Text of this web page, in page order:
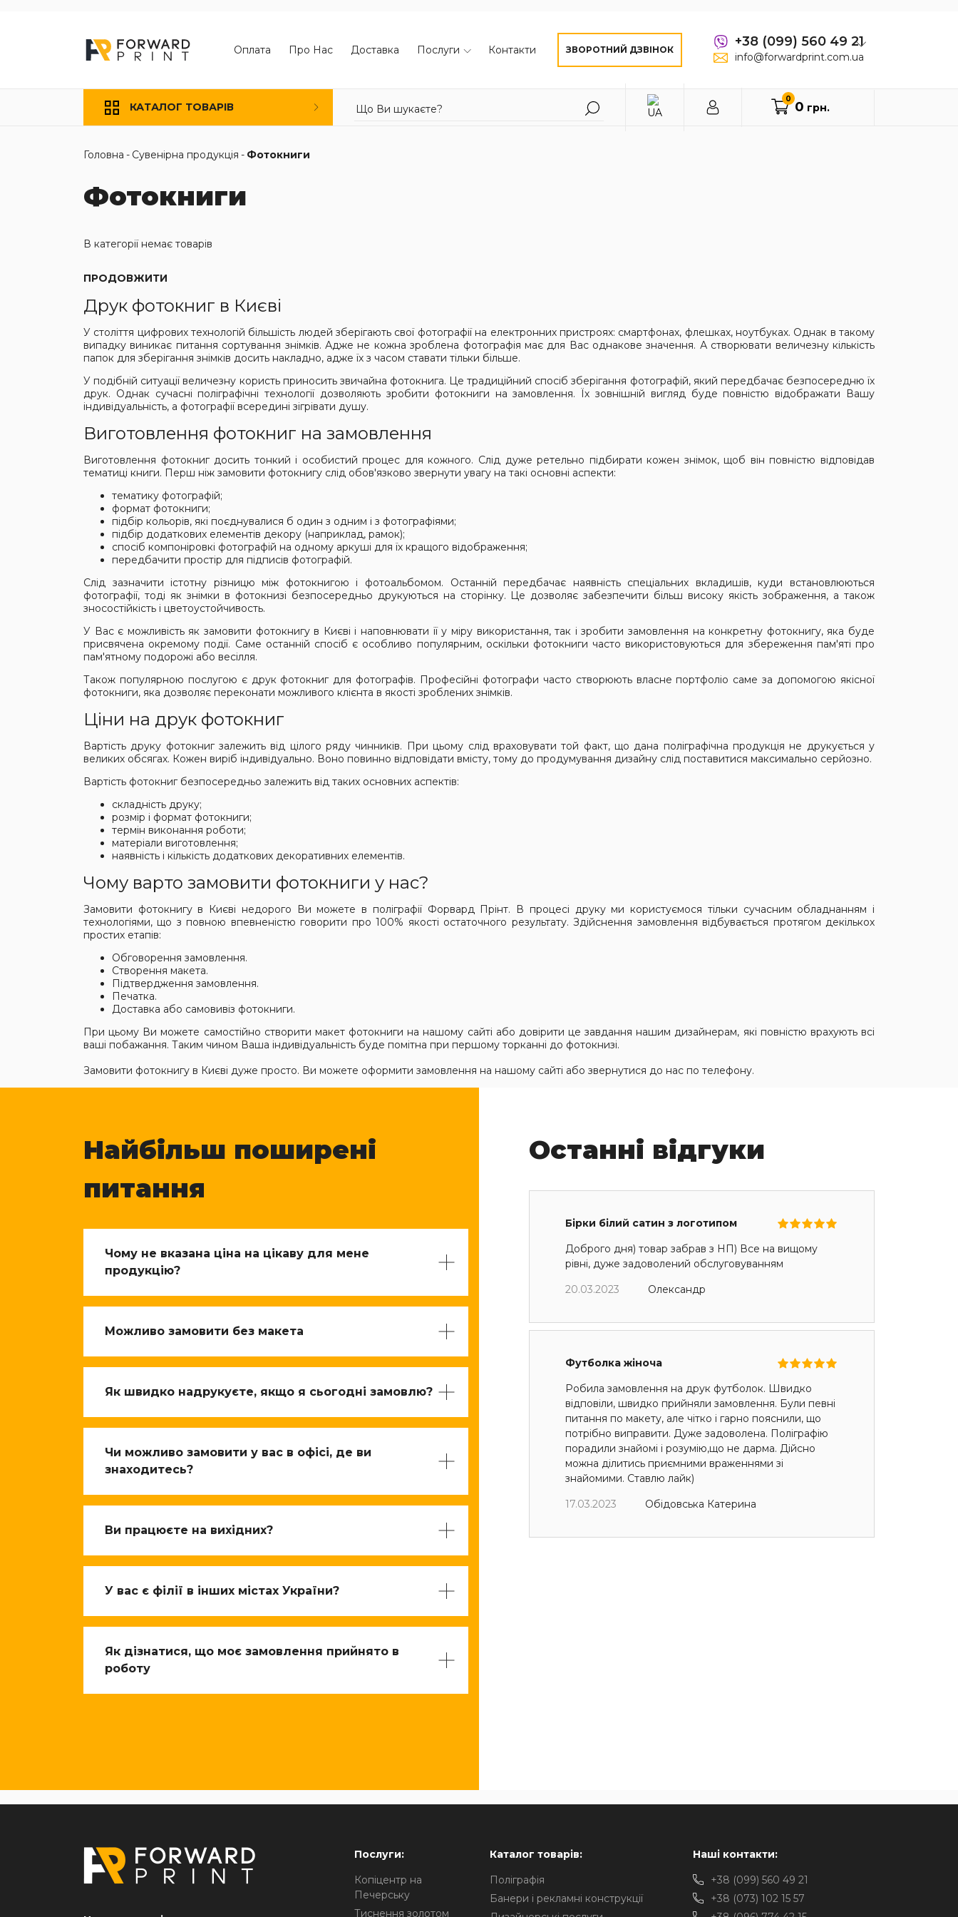
Оплата Про Нас Доставка Послуги Контакти ЗВОРОТНИЙ ДЗВІНОК
+38 (099) 560 49 21
info@forwardprint.com.ua
КАТАЛОГ ТОВАРІВ
0
0 грн.
Головна - Сувенірна продукція - Фотокниги
Фотокниги
В категорії немає товарів
ПРОДОВЖИТИ
Друк фотокниг в Києві
У століття цифрових технологій більшість людей зберігають свої фотографії на електронних пристроях: смартфонах, флешках, ноутбуках. Однак в такому
випадку виникає питання сортування знімків. Адже не кожна зроблена фотографія має для Вас однакове значення. А створювати величезну кількість
папок для зберігання знімків досить накладно, адже їх з часом ставати тільки більше.
У подібній ситуації величезну користь приносить звичайна фотокнига. Це традиційний спосіб зберігання фотографій, який передбачає безпосередню їх
друк. Однак сучасні поліграфічні технології дозволяють зробити фотокниги на замовлення. Їх зовнішній вигляд буде повністю відображати Вашу
індивідуальність, а фотографії всередині зігрівати душу.
Виготовлення фотокниг на замовлення
Виготовлення фотокниг досить тонкий і особистий процес для кожного. Слід дуже ретельно підбирати кожен знімок, щоб він повністю відповідав
тематиці книги. Перш ніж замовити фотокнигу слід обов'язково звернути увагу на такі основні аспекти:
тематику фотографій;
формат фотокниги;
підбір кольорів, які поєднувалися б один з одним і з фотографіями;
підбір додаткових елементів декору (наприклад, рамок);
спосіб компоніровкі фотографій на одному аркуші для їх кращого відображення;
передбачити простір для підписів фотографій.
Слід зазначити істотну різницю між фотокнигою і фотоальбомом. Останній передбачає наявність спеціальних вкладишів, куди встановлюються
фотографії, тоді як знімки в фотокнизі безпосередньо друкуються на сторінку. Це дозволяє забезпечити більш високу якість зображення, а також
зносостійкість і цветоустойчивость.
У Вас є можливість як замовити фотокнигу в Києві і наповнювати її у міру використання, так і зробити замовлення на конкретну фотокнигу, яка буде
присвячена окремому події. Саме останній спосіб є особливо популярним, оскільки фотокниги часто використовуються для збереження пам'яті про
пам'ятному подорожі або весілля.
Також популярною послугою є друк фотокниг для фотографів. Професійні фотографи часто створюють власне портфоліо саме за допомогою якісної
фотокниги, яка дозволяє переконати можливого клієнта в якості зроблених знімків.
Ціни на друк фотокниг
Вартість друку фотокниг залежить від цілого ряду чинників. При цьому слід враховувати той факт, що дана поліграфічна продукція не друкується у
великих обсягах. Кожен виріб індивідуально. Воно повинно відповідати вмісту, тому до продумування дизайну слід поставитися максимально серйозно.
Вартість фотокниг безпосередньо залежить від таких основних аспектів:
складність друку;
розмір і формат фотокниги;
термін виконання роботи;
матеріали виготовлення;
наявність і кількість додаткових декоративних елементів.
Чому варто замовити фотокниги у нас?
Замовити фотокнигу в Києві недорого Ви можете в поліграфії Форвард Прінт. В процесі друку ми користуємося тільки сучасним обладнанням і
технологіями, що з повною впевненістю говорити про 100% якості остаточного результату. Здійснення замовлення відбувається протягом декількох
простих етапів:
Обговорення замовлення.
Створення макета.
Підтвердження замовлення.
Печатка.
Доставка або самовивіз фотокниги.
При цьому Ви можете самостійно створити макет фотокниги на нашому сайті або довірити це завдання нашим дизайнерам, які повністю врахують всі
ваші побажання. Таким чином Ваша індивідуальність буде помітна при першому торканні до фотокнизі.
Замовити фотокнигу в Києві дуже просто. Ви можете оформити замовлення на нашому сайті або звернутися до нас по телефону.
Найбільш поширені
питання
Чому не вказана ціна на цікаву для мене
продукцію?
Можливо замовити без макета
Як швидко надрукуєте, якщо я сьогодні замовлю?
Чи можливо замовити у вас в офісі, де ви
знаходитесь?
Ви працюєте на вихідних?
У вас є філії в інших містах України?
Як дізнатися, що моє замовлення прийнято в
роботу
Останні відгуки
Бірки білий сатин з логотипом
Доброго дня) товар забрав з НП) Все на вищому
рівні, дуже задоволений обслуговуванням
20.03.2023
Олександр
Футболка жіноча
Робила замовлення на друк футболок. Швидко
відповіли, швидко прийняли замовлення. Були певні
питання по макету, але чітко і гарно пояснили, що
потрібно виправити. Дуже задоволена. Поліграфію
порадили знайомі і розумію,що не дарма. Дійсно
можна ділитись приємними враженнями зі
знайомими. Ставлю лайк)
17.03.2023
Обідовська Катерина
Послуги:
Копіцентр на
Печерську
Тиснення золотом
Каталог товарів:
Поліграфія
Банери і рекламні конструкції
Наші контакти:
+38 (099) 560 49 21
+38 (073) 102 15 57